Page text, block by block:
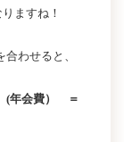
ますね！
わせると、
(年会費） ＝